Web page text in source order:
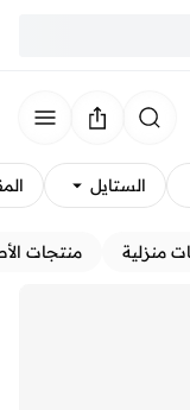
الستايل
منزلية منتجات